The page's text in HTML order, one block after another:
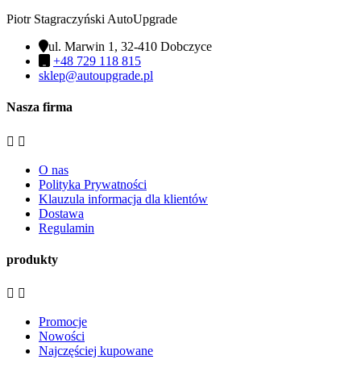
Piotr Stagraczyński AutoUpgrade
ul. Marwin 1, 32-410 Dobczyce
+48 729 118 815
sklep@autoupgrade.pl
Nasza firma
 
O nas
Polityka Prywatności
Klauzula informacja dla klientów
Dostawa
Regulamin
produkty
 
Promocje
Nowości
Najczęściej kupowane